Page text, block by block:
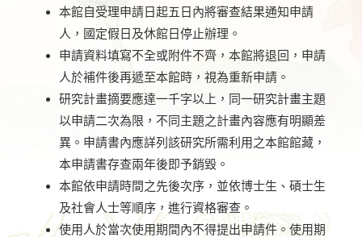
本館自受理申請日起五日內將審查結果通知申請
人，國定假日及休館日停止辦理。
申請資料填寫不全或附件不齊，本館將退回，申請
人於補件後再遞至本館時，視為重新申請。
研究計畫摘要應達一千字以上，同一研究計畫主題
以申請二次為限，不同主題之計畫內容應有明顯差
異。申請書內應詳列該研究所需利用之本館館藏，
本申請書存查兩年後即予銷毀。
本館依申請時間之先後次序，並依博士生、碩士生
及社會人士等順序，進行資格審查。
使用人於當次使用期間內不得提出申請件。使用期